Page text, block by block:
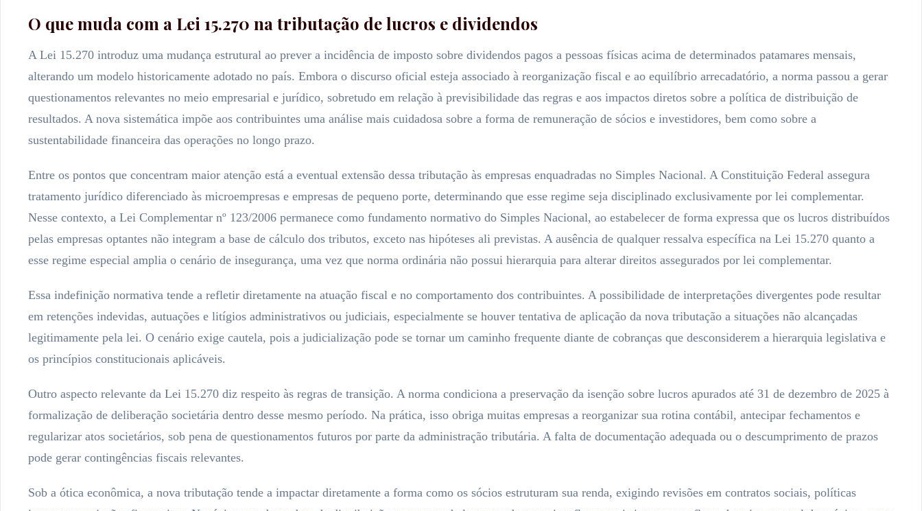
O que muda com a Lei 15.270 na tributação de lucros e dividendos
A Lei 15.270 introduz uma mudança estrutural ao prever a incidência de imposto sobre dividendos pagos a pessoas físicas acima de determinados patamares mensais,
alterando um modelo historicamente adotado no país. Embora o discurso oficial esteja associado à reorganização fiscal e ao equilíbrio arrecadatório, a norma passou a gerar
questionamentos relevantes no meio empresarial e jurídico, sobretudo em relação à previsibilidade das regras e aos impactos diretos sobre a política de distribuição de
resultados. A nova sistemática impõe aos contribuintes uma análise mais cuidadosa sobre a forma de remuneração de sócios e investidores, bem como sobre a
sustentabilidade financeira das operações no longo prazo.
Entre os pontos que concentram maior atenção está a eventual extensão dessa tributação às empresas enquadradas no Simples Nacional. A Constituição Federal assegura
tratamento jurídico diferenciado às microempresas e empresas de pequeno porte, determinando que esse regime seja disciplinado exclusivamente por lei complementar.
Nesse contexto, a Lei Complementar nº 123/2006 permanece como fundamento normativo do Simples Nacional, ao estabelecer de forma expressa que os lucros distribuídos
pelas empresas optantes não integram a base de cálculo dos tributos, exceto nas hipóteses ali previstas. A ausência de qualquer ressalva específica na Lei 15.270 quanto a
esse regime especial amplia o cenário de insegurança, uma vez que norma ordinária não possui hierarquia para alterar direitos assegurados por lei complementar.
Essa indefinição normativa tende a refletir diretamente na atuação fiscal e no comportamento dos contribuintes. A possibilidade de interpretações divergentes pode resultar
em retenções indevidas, autuações e litígios administrativos ou judiciais, especialmente se houver tentativa de aplicação da nova tributação a situações não alcançadas
legitimamente pela lei. O cenário exige cautela, pois a judicialização pode se tornar um caminho frequente diante de cobranças que desconsiderem a hierarquia legislativa e
os princípios constitucionais aplicáveis.
Outro aspecto relevante da Lei 15.270 diz respeito às regras de transição. A norma condiciona a preservação da isenção sobre lucros apurados até 31 de dezembro de 2025 à
formalização de deliberação societária dentro desse mesmo período. Na prática, isso obriga muitas empresas a reorganizar sua rotina contábil, antecipar fechamentos e
regularizar atos societários, sob pena de questionamentos futuros por parte da administração tributária. A falta de documentação adequada ou o descumprimento de prazos
pode gerar contingências fiscais relevantes.
Sob a ótica econômica, a nova tributação tende a impactar diretamente a forma como os sócios estruturam sua renda, exigindo revisões em contratos sociais, políticas